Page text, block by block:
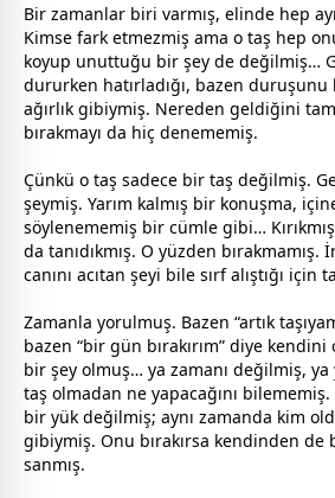
Bir zamanlar biri varmış, elinde hep
Kimse fark etmezmiş ama o taş hep
koyup unuttuğu bir şey de değilmiş…
dururken hatırladığı, bazen
ağırlık gibiymiş. Nereden geldiğini
bırakmayı da hiç denememiş.
Çünkü o taş sadece bir taş değilmiş.
şeymiş. Yarım kalmış bir konuşma,
söylenememiş bir cümle gibi…
da tanıdıkmış. O yüzden bırakmamış.
canını acıtan şeyi bile sırf alıştığı için
Zamanla yorulmuş. Bazen “artık
bazen “bir gün bırakırım” diye kendini
bir şey olmuş… ya zamanı değilmiş,
taş olmadan ne yapacağını
bir yük değilmiş; aynı zamanda kim
gibiymiş. Onu bırakırsa kendinden de
sanmış.